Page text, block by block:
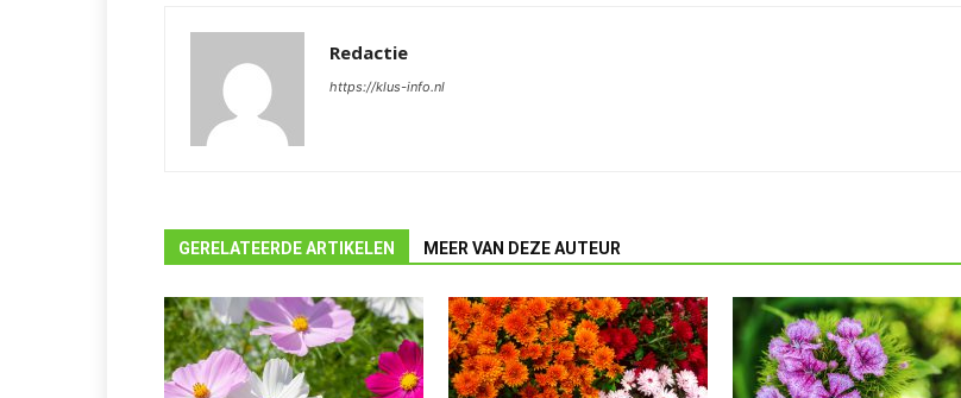
Redactie
https://klus-info.nl
GERELATEERDE ARTIKELEN MEER VAN DEZE AUTEUR